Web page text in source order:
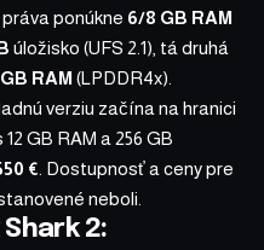
ponúkne 6/8 GB RAM
úložisko (UFS 2.1), tá druhá
RAM (LPDDR4x).
verziu začína na hranici
GB RAM a 256 GB
€. Dostupnosť a ceny pre
neboli.
2: